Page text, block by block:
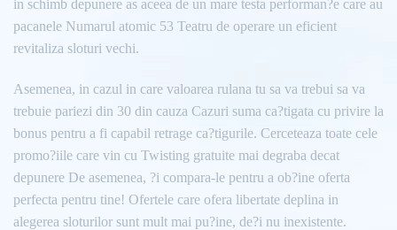
in schimb depunere as aceea de un mare testa performan?e care au
pacanele Numarul atomic 53 Teatru de operare un eficient
revitaliza sloturi vechi.
Asemenea, in cazul in care valoarea rulana tu sa va trebui sa va
trebuie pariezi din 30 din cauza Cazuri suma ca?tigata cu privire la
bonus pentru a fi capabil retrage ca?tigurile. Cerceteaza toate cele
promo?iile care vin cu Twisting gratuite mai degraba decat
depunere De asemenea, ?i compara-le pentru a ob?ine oferta
perfecta pentru tine! Ofertele care ofera libertate deplina in
alegerea sloturilor sunt mult mai pu?ine, de?i nu inexistente.